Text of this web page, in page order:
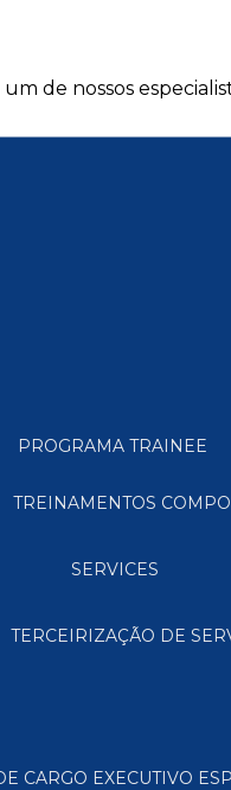
de nossos
PROGRAMA TRAINEE
TREINAMENTOS
SERVICES
TERCEIRIZAÇÃO DE
CARGO EXECUTIVO